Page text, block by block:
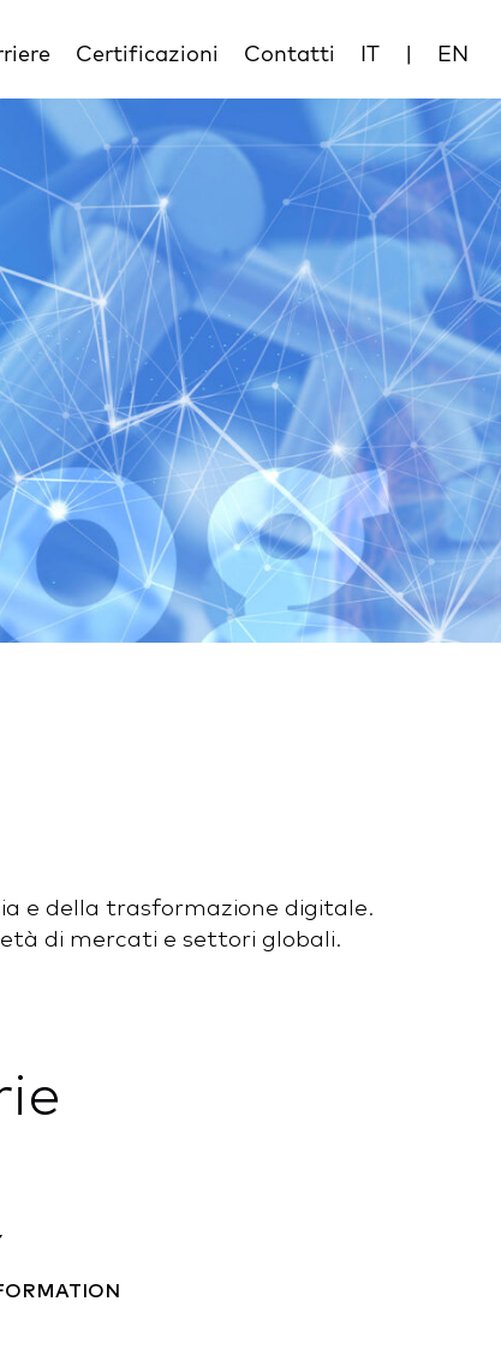
Certificazioni Contatti IT | EN
e della trasformazione digitale.
di mercati e settori globali.